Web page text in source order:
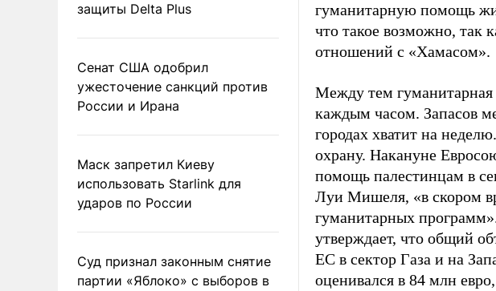
защиты Delta Plus
Сенат США одобрил
ужесточение санкций против
России и Ирана
Маск запретил Киеву
использовать Starlink для
ударов по России
Суд признал законным снятие
партии «Яблоко» с выборов в
гуманитарную помощь
что такое возможно, так
отношений с «Хамасом».
Между тем гуманитарная
каждым часом. Запасов
городах хватит на
охрану. Накануне
помощь палестинцам в
Луи Мишеля, «в скором
гуманитарных
утверждает, что общий
ЕС в сектор Газа и на
оценивался в 84 млн